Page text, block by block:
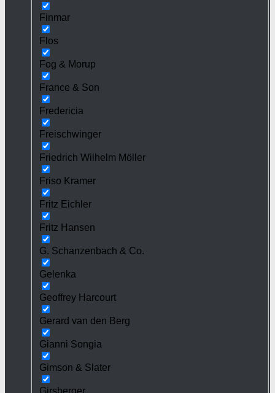
Finmar
Flos
Fog & Morup
France & Son
Fredericia
Freischwinger
Friedrich Wilhelm Möller
Friso Kramer
Fritz Eichler
Fritz Hansen
G. Schanzenbach & Co.
Gelenka
Geoffrey Harcourt
Gerard van den Berg
Gianni Songia
Gimson & Slater
Girsberger